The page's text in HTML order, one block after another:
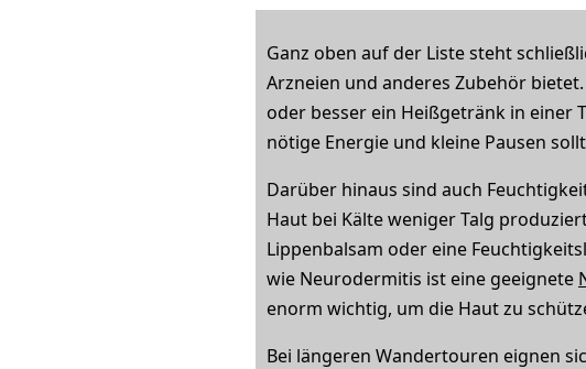
Ganz oben auf der Liste steht
Arzneien und anderes Zubehör
oder besser ein Heißgetränk in einer
nötige Energie und kleine Pausen
Darüber hinaus sind auch
Haut bei Kälte weniger Talg
Lippenbalsam oder eine
wie Neurodermitis ist eine geeignete
enorm wichtig, um die Haut zu
Bei längeren Wandertouren eignen